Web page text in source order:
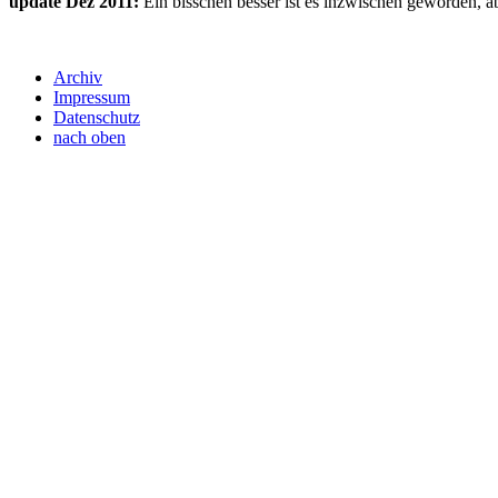
Archiv
Impressum
Datenschutz
nach oben